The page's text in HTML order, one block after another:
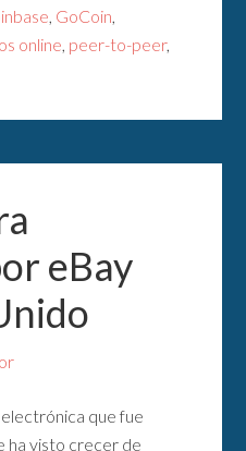
, GoCoin,
online, peer-to-peer,
eBay
que fue
ha visto crecer de